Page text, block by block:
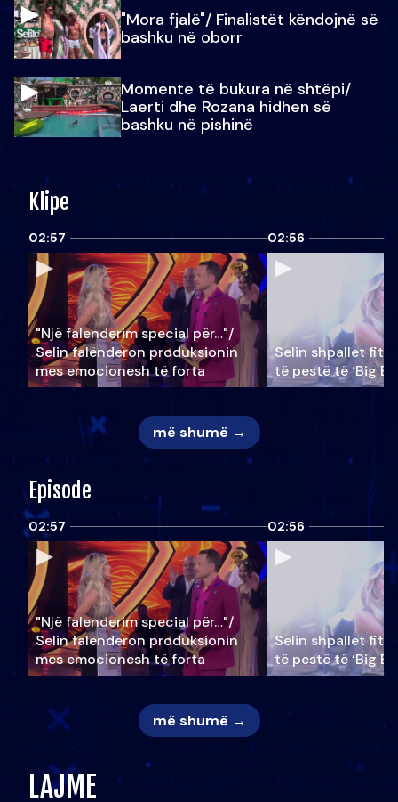
"Mora fjalë"/ Finalistët këndojnë së
bashku në oborr
Momente të bukura në shtëpi/
Laerti dhe Rozana hidhen së
bashku në pishinë
Klipe
02:57
"Një falenderim special për…"/
Selin falënderon produksionin
mes emocionesh të forta
02:56
Selin shpallet
të pestë të ‘Big
më shumë →
Episode
02:57
"Një falenderim special për…"/
Selin falënderon produksionin
mes emocionesh të forta
02:56
Selin shpallet
të pestë të ‘Big
më shumë →
LAJME